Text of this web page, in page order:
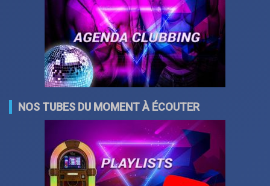
NOS TUBES DU MOMENT À ÉCOUTER